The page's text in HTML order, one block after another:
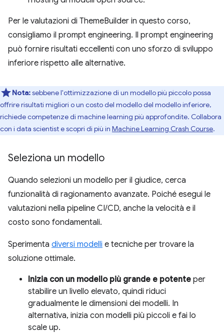
Per le valutazioni di ThemeBuilder in questo corso,
consigliamo il prompt engineering. Il prompt engineering
può fornire risultati eccellenti con uno sforzo di sviluppo
inferiore rispetto alle alternative.
Nota:sebbene l'ottimizzazione di un modello più piccolo possa
offrire risultati migliori o un costo del modello del modello inferiore,
richiede competenze di machine learning più approfondite. Collabora
con i data scientist e scopri di più in Machine Learning Crash Course.
Seleziona un modello
Quando selezioni un modello per il giudice, cerca
funzionalità di ragionamento avanzate. Poiché esegui le
valutazioni nella pipeline CI/CD, anche la velocità e il
costo sono fondamentali.
Sperimenta diversi modelli e tecniche per trovare la
soluzione ottimale.
Inizia con un modello più grande e potente per
stabilire un livello elevato, quindi riduci
gradualmente le dimensioni dei modelli. In
alternativa, inizia con modelli più piccoli e fai lo
scale up.